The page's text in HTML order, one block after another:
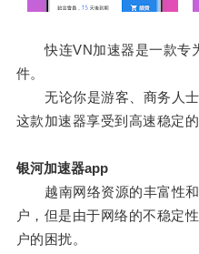
快连VN加速器是一款专
件。
无论你是游客、商务人士
这款加速器享受到高速稳定的
银河加速器app
越南网络资源的丰富性和
户，但是由于网络的不稳定
户的困扰。